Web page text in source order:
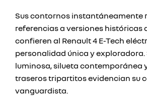
Sus contornos instantáneamente
referencias a versiones históricas
confieren al Renault 4 E-Tech
personalidad única y exploradora.
luminosa, silueta contemporánea
traseros tripartitos evidencian su
vanguardista.